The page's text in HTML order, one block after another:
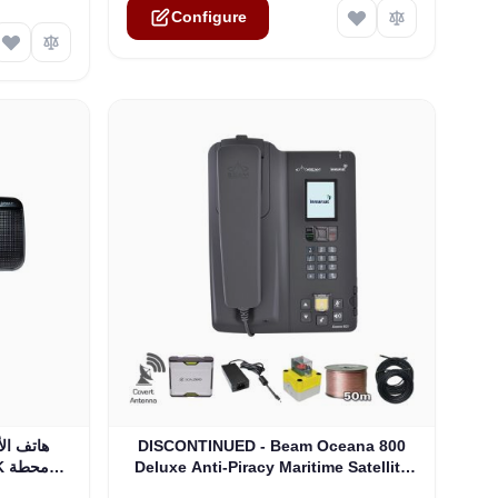
Configure
chosen on the product page
DISCONTINUED - Beam Oceana 800
Deluxe Anti-Piracy Maritime Satellite